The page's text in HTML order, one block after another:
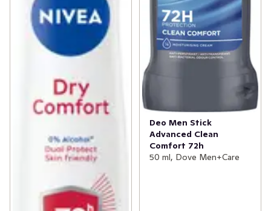
Deo Men Stick
Advanced Clean
Comfort 72h
50 ml, Dove Men+Care